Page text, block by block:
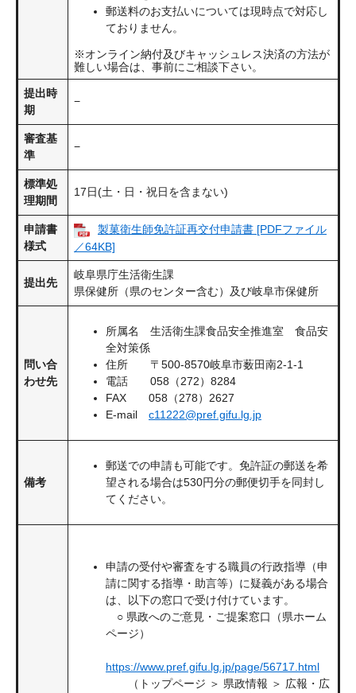
郵送料のお支払いについては現時点で対応し
ておりません。
※オンライン納付及びキャッシュレス決済の方法が
難しい場合は、事前にご相談下さい。
提出時
期
−
審査基
準
−
標準処
理期間
17日(土・日・祝日を含まない)
申請書
様式
製菓衛生師免許証再交付申請書 [PDFファイル
／64KB]
提出先
岐阜県庁生活衛生課
県保健所（県のセンター含む）及び岐阜市保健所
問い合
わせ先
所属名 生活衛生課食品安全推進室 食品安
全対策係
住所 〒500-8570岐阜市薮田南2-1-1
電話 058（272）8284
FAX 058（278）2627
E-mail c11222@pref.gifu.lg.jp
備考
郵送での申請も可能です。免許証の郵送を希
望される場合は530円分の郵便切手を同封し
てください。
申請の受付や審査をする職員の行政指導（申
請に関する指導・助言等）に疑義がある場合
は、以下の窓口で受け付けています。
​ ○ 県政へのご意見・ご提案窓口（県ホーム
ページ）
https://www.pref.gifu.lg.jp/page/56717.html
（トップページ ＞ 県政情報 ＞ 広報・広